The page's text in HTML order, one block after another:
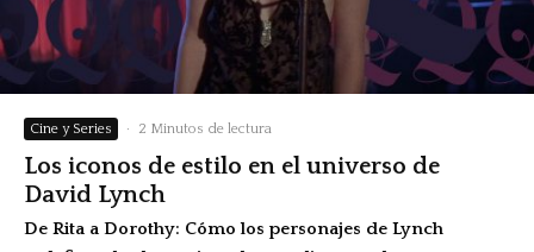
Cine y Series · 2 Minutos de lectura
Los iconos de estilo en el universo de
David Lynch
De Rita a Dorothy: Cómo los personajes de Lynch